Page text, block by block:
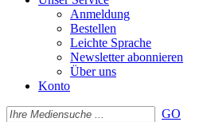
Anmeldung
Bestellen
Leichte Sprache
Newsletter abonnieren
Über uns
Konto
GO